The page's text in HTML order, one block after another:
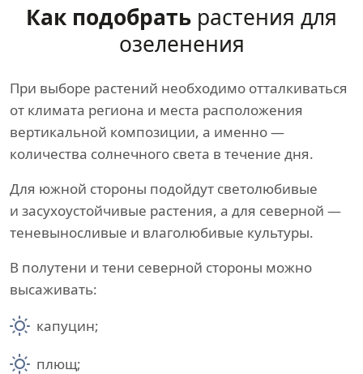
Как подобрать растения для
озеленения
При выборе растений необходимо отталкиваться
от климата региона и места расположения
вертикальной композиции, а именно —
количества солнечного света в течение дня.
Для южной стороны подойдут светолюбивые
и засухоустойчивые растения, а для северной —
теневыносливые и влаголюбивые культуры.
В полутени и тени северной стороны можно
высаживать:
капуцин;
плющ;